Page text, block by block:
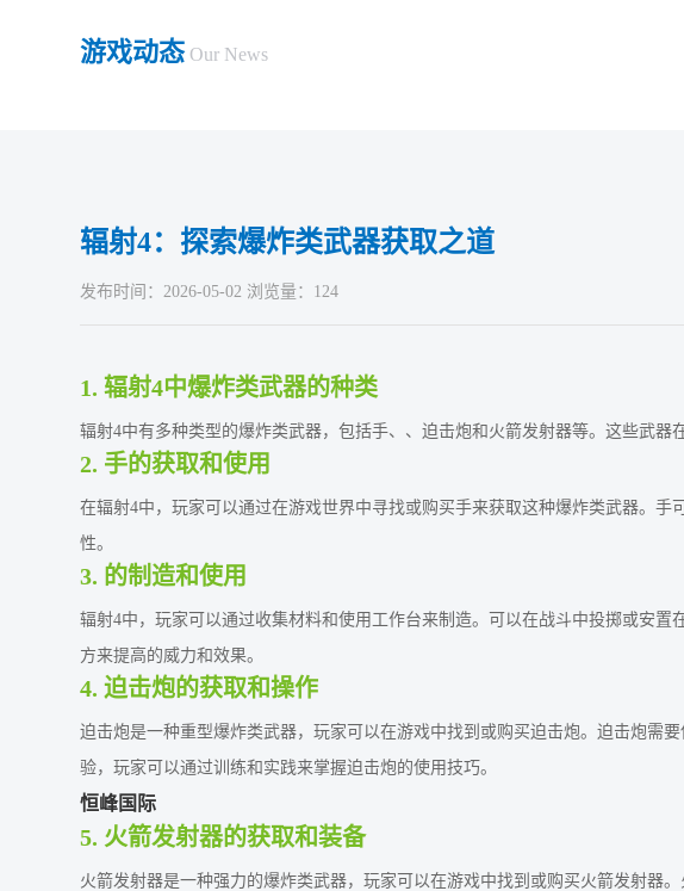
游戏动态 Our News
辐射4：探索爆炸类武器获取之道
发布时间：2026-05-02 浏览量：124
1. 辐射4中爆炸类武器的种类
辐射4中有多种类型的爆炸类武器，包括手、、迫击炮和火箭发射器等。这些武
2. 手的获取和使用
在辐射4中，玩家可以通过在游戏世界中寻找或购买手来获取这种爆炸类武器。
性。
3. 的制造和使用
辐射4中，玩家可以通过收集材料和使用工作台来制造。可以在战斗中投掷或安
方来提高的威力和效果。
4. 迫击炮的获取和操作
迫击炮是一种重型爆炸类武器，玩家可以在游戏中找到或购买迫击炮。迫击炮需
验，玩家可以通过训练和实践来掌握迫击炮的使用技巧。
恒峰国际
5. 火箭发射器的获取和装备
火箭发射器是一种强力的爆炸类武器，玩家可以在游戏中找到或购买火箭发射器